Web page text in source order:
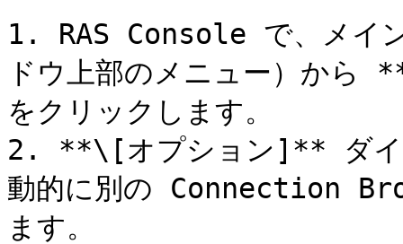
1. RAS Console で、メイ
ドウ上部のメニュー）か
をクリックします。
2. **\[オプション]** ダイ
動的に別の Connection
ます。